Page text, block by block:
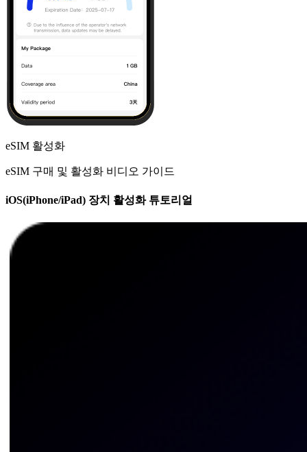
eSIM 활성화
eSIM 구매 및 활성화 비디오 가이드
iOS(iPhone/iPad) 장치 활성화 튜토리얼